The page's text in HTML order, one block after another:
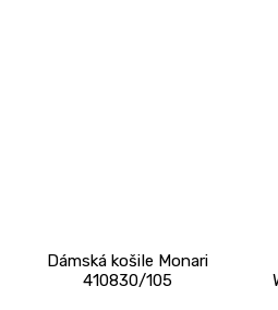
Dámská košile Monari
410830/105